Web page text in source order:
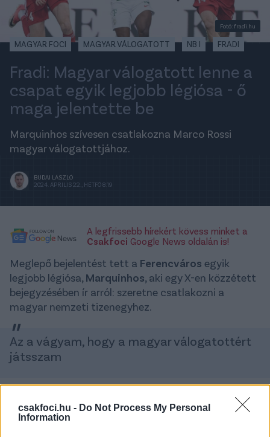
csakfoci.hu - Do Not Process My Personal
Information
Fotó: fradi.hu
MAGYAR FOCI MAGYAR VÁLOGATOTT NB I FRADI
Fradi: Magyar válogatott lenne a
csapat egyik legjobb légiósa - ő
maga jelentette be
Marquinhos szívesen csatlakozna Marco Rossi
magyar válogatottjához.
BUDAI LÁSZLÓ
2024. ÁPRILIS 22., HÉTFŐ 8:19
A legfrissebb hírekért kövess minket a
Csakfoci Google News oldalán is!
Meglepő bejelentést tett a Ferencváros egyik
legjobb légiósa, Marquinhos, aki egy X-en közzétett
bejegyzésében ír arról: szeretne csatlakozni a
magyar nemzeti tizenegyhez.
Az a vágyam, hogy a magyar válogatottért
játsszam
- írta a 24 éves brazil, aki korábban nem szerepelt
egyetlen ország korosztályos nemzeti együttesében
sem. A Fradival friss bajnok Marquinhosnak a